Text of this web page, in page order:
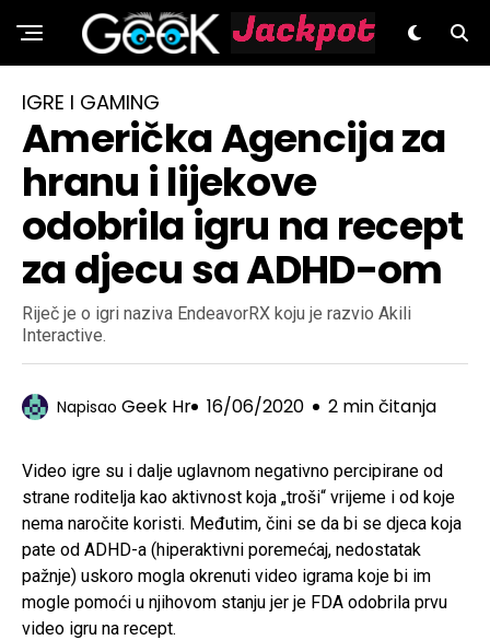
GeeK.hr
IGRE I GAMING
Američka Agencija za
hranu i lijekove
odobrila igru na recept
za djecu sa ADHD-om
Riječ je o igri naziva EndeavorRX koju je razvio Akili
Interactive.
Napisao Geek Hr 16/06/2020 2 min čitanja
Video igre su i dalje uglavnom negativno percipirane od
strane roditelja kao aktivnost koja „troši“ vrijeme i od koje
nema naročite koristi. Međutim, čini se da bi se djeca koja
pate od ADHD-a (hiperaktivni poremećaj, nedostatak
pažnje) uskoro mogla okrenuti video igrama koje bi im
mogle pomoći u njihovom stanju jer je FDA odobrila prvu
video igru na recept.